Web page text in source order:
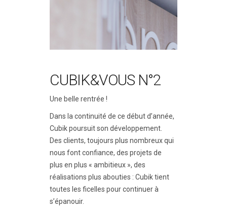
CUBIK&VOUS N°2
Une belle rentrée !
Dans la continuité de ce début d’année,
Cubik poursuit son développement.
Des clients, toujours plus nombreux qui
nous font confiance, des projets de
plus en plus « ambitieux », des
réalisations plus abouties : Cubik tient
toutes les ficelles pour continuer à
s’épanouir.